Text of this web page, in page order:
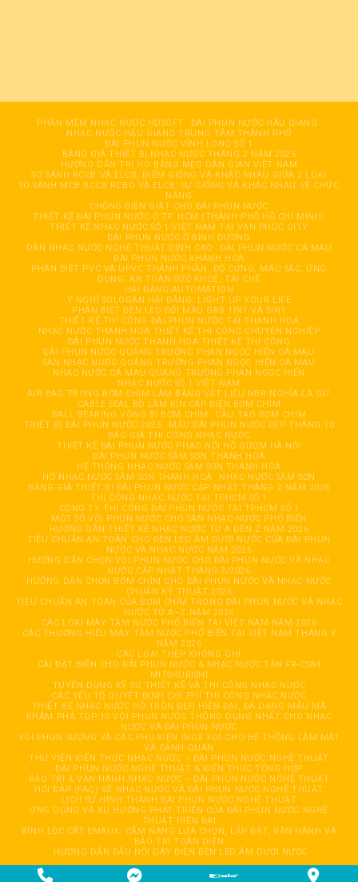
PHẦN MỀM NHẠC NƯỚC HDSOFT
ĐÀI PHUN NƯỚC HÂỤ GIANG
NHẠC NƯỚC HẬU GIANG TRUNG TÂM THÀNH PHỐ
ĐÀI PHUN NƯỚC VĨNH LONG SỐ 1
BẢNG GIÁ THIẾT BỊ NHẠC NƯỚC THÁNG 2 NĂM 2025
HƯỚNG DẪN TRỊ HO BẰNG MẸO DÂN GIAN VIỆT NAM
SO SÁNH RCCB VÀ ELCB, ĐIỂM GIỐNG VÀ KHÁC NHAU GIỮA 2 LOẠI
SO SÁNH MCB RCCB RCBO VÀ ELCB: SỰ GIỐNG VÀ KHÁC NHAU VỀ CHỨC
NĂNG
CHỐNG ĐIỆN GIẬT CHO ĐÀI PHUN NƯỚC
THIẾT KẾ ĐÀI PHUN NƯỚC Ở TP. HCM (THÀNH PHỐ HỒ CHÍ MINH)
THIẾT KẾ NHẠC NƯỚC SỐ 1 VIỆT NAM TẠI VẠN PHÚC CITY
ĐÀI PHUN NƯỚC Ở BÌNH DƯƠNG
DÀN NHẠC NƯỚC NGHỆ THUẬT ĐỈNH CAO
ĐÀI PHUN NƯỚC CÀ MAU
ĐÀI PHUN NƯỚC KHÁNH HOÀ
PHÂN BIỆT PVC VÀ UPVC THÀNH PHẦN, ĐỘ CỨNG, MÀU SẮC, ỨNG
DỤNG, AN TOÀN SỨC KHOẺ, TÁI CHẾ
HẢI ĐĂNG AUTOMATION
Ý NGHĨ SOLOGAN HẢI ĐĂNG: LIGHT UP YOUR LIFE
PHÂN BIỆT ĐÈN LED ĐỔI MÀU GRB 1IN1 VÀ 3IN1
THIẾT KẾ THI CÔNG ĐÀI PHUN NƯỚC TẠI THANH HOÁ
NHẠC NƯỚC THANH HOÁ THIẾT KẾ THI CÔNG CHUYÊN NGHIỆP
ĐÀI PHUN NƯỚC THANH HOÁ THIẾT KẾ THI CÔNG
ĐÀI PHUN NƯỚC QUẢNG TRƯỜNG PHAN NGỌC HIỂN CÀ MAU
SÀN NHẠC NƯỚC QUẢNG TRƯỜNG PHAN NGỌC HIỂN CÀ MAU
NHẠC NƯỚC CÀ MAU QUẢNG TRƯỜNG PHAN NGỌC HIỂN
NHẠC NƯỚC SỐ 1 VIỆT NAM
AIR BAG TRONG BƠM CHÌM LÀM BẰNG VẬT LIỆU NBR NGHĨA LÀ GÌ?
CABLE SEAL BỘ LÀM KÍN CÁP ĐIỆN BƠM CHÌM
BALL BEARING VÒNG BI BƠM CHÌM
CẦU TẠO BƠM CHÌM
THIẾT BỊ ĐÀI PHUN NƯỚC 2025
MẪU ĐÀI PHUN NƯỚC ĐẸP THÁNG 10
BÁO GIÁ THI CÔNG NHẠC NƯỚC
THIẾT KẾ ĐÀI PHUN NƯỚC PHAO NỔI HỒ GƯƠM HÀ NỘI
ĐÀI PHUN NƯỚC SẦM SƠN THANH HOÁ
HỆ THỐNG NHẠC NƯỚC SẦM SƠN THANH HOÁ
HỒ NHẠC NƯỚC SẦM SƠN THANH HOÁ
NHẠC NƯỚC SẦM SƠN
BẢNG GIÁ THIẾT BỊ ĐÀI PHUN NƯỚC CẬP NHẬT THÁNG 2 NĂM 2026
THI CÔNG NHẠC NƯỚC TẠI TPHCM SỐ 1
CÔNG TY THI CÔNG ĐÀI PHUN NƯỚC TẠI TPHCM SỐ 1
MỘT SỐ VÒI PHUN NƯỚC CHO SÀN NHẠC NƯỚC PHỔ BIẾN
HƯỚNG DẪN THIẾT KẾ NHẠC NƯỚC TỪ A ĐẾN Z NĂM 2026
TIÊU CHUẨN AN TOÀN CHO ĐÈN LED ÂM DƯỚI NƯỚC CỦA ĐÀI PHUN
NƯỚC VÀ NHẠC NƯỚC NĂM 2026
HƯỚNG DẪN CHỌN VÒI PHUN NƯỚC CHO ĐÀI PHUN NƯỚC VÀ NHẠC
NƯỚC CẬP NHẬT THÁNG 3/2026
HƯỚNG DẪN CHỌN BƠM CHÌM CHO ĐÀI PHUN NƯỚC VÀ NHẠC NƯỚC
CHUẨN KỸ THUẬT 2026
TIÊU CHUẨN AN TOÀN CỦA BƠM CHÌM TRONG ĐÀI PHUN NƯỚC VÀ NHẠC
NƯỚC TỪ A–Z NĂM 2026
CÁC LOẠI MÁY TĂM NƯỚC PHỔ BIẾN TẠI VIỆT NAM NĂM 2026
CÁC THƯƠNG HIỆU MÁY TĂM NƯỚC PHỔ BIẾN TẠI VIỆT NAM THÁNG 3
NĂM 2026
CÁC LOẠI THÉP KHÔNG GHỈ
CÀI ĐẶT BIẾN CHO ĐÀI PHUN NƯỚC & NHẠC NƯỚC TẦN FR-CS84
MITSHUBISHI
TUYỂN DỤNG KỸ SƯ THIẾT KẾ VÀ THI CÔNG NHẠC NƯỚC
CÁC YẾU TỐ QUYẾT ĐỊNH CHI PHÍ THI CÔNG NHẠC NƯỚC
THIẾT KẾ NHẠC NƯỚC HỒ TRÒN ĐẸP, HIỆN ĐẠI, ĐA DẠNG MẪU MÃ
KHÁM PHÁ TOP 10 VÒI PHUN NƯỚC THÔNG DỤNG NHẤT CHO NHẠC
NƯỚC VÀ ĐÀI PHUN NƯỚC
VÒI PHUN SƯƠNG VÀ CÁC PHỤ KIỆN INOX 304 CHO HỆ THỐNG LÀM MÁT
VÀ CẢNH QUAN
THƯ VIỆN KIẾN THỨC NHẠC NƯỚC – ĐÀI PHUN NƯỚC NGHỆ THUẬT
ĐÀI PHUN NƯỚC NGHỆ THUẬT & KIẾN THỨC TỔNG HỢP
BẢO TRÌ & VẬN HÀNH NHẠC NƯỚC – ĐÀI PHUN NƯỚC NGHỆ THUẬT
HỎI ĐÁP (FAQ) VỀ NHẠC NƯỚC VÀ ĐÀI PHUN NƯỚC NGHỆ THUẬT
LỊCH SỬ HÌNH THÀNH ĐÀI PHUN NƯỚC NGHỆ THUẬT
ỨNG DỤNG VÀ XU HƯỚNG PHÁT TRIỂN CỦA ĐÀI PHUN NƯỚC NGHỆ
THUẬT HIỆN ĐẠI
BÌNH LỌC CÁT EMAUX: CẨM NANG LỰA CHỌN, LẮP ĐẶT, VẬN HÀNH VÀ
BẢO TRÌ TOÀN DIỆN
HƯỚNG DẪN ĐẤU NỐI DÂY ĐIỆN ĐÈN LED ÂM DƯỚI NƯỚC
Copyright 2026 © CÔNG TY TNHH TỰ ĐỘNG HOÁ GIẢI TRÍ HẢI ĐĂNG. All